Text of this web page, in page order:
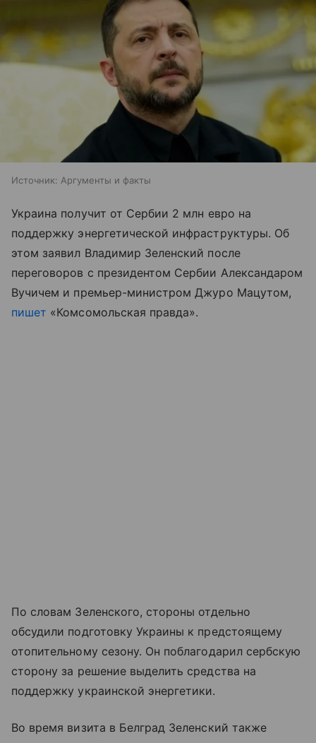
Источник: Аргументы и факты
Украина получит от Сербии 2 млн евро на
поддержку энергетической инфраструктуры. Об
этом заявил Владимир Зеленский после
переговоров с президентом Сербии Александаром
Вучичем и премьер-министром Джуро Мацутом,
пишет «Комсомольская правда».
По словам Зеленского, стороны отдельно
обсудили подготовку Украины к предстоящему
отопительному сезону. Он поблагодарил сербскую
сторону за решение выделить средства на
поддержку украинской энергетики.
Во время визита в Белград Зеленский также